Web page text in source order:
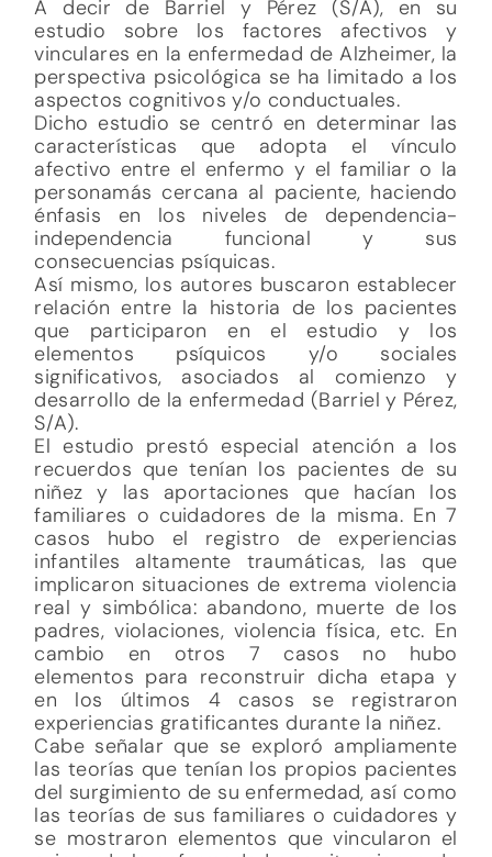
A decir de Barriel y Pérez (S/A), en su
estudio sobre los factores afectivos y
vinculares en la enfermedad de Alzheimer, la
perspectiva psicológica se ha limitado a los
aspectos cognitivos y/o conductuales.
Dicho estudio se centró en determinar las
características que adopta el vínculo
afectivo entre el enfermo y el familiar o la
personamás cercana al paciente, haciendo
énfasis en los niveles de dependencia-
independencia funcional y sus
consecuencias psíquicas.
Así mismo, los autores buscaron establecer
relación entre la historia de los pacientes
que participaron en el estudio y los
elementos psíquicos y/o sociales
significativos, asociados al comienzo y
desarrollo de la enfermedad (Barriel y Pérez,
S/A).
El estudio prestó especial atención a los
recuerdos que tenían los pacientes de su
niñez y las aportaciones que hacían los
familiares o cuidadores de la misma. En 7
casos hubo el registro de experiencias
infantiles altamente traumáticas, las que
implicaron situaciones de extrema violencia
real y simbólica: abandono, muerte de los
padres, violaciones, violencia física, etc. En
cambio en otros 7 casos no hubo
elementos para reconstruir dicha etapa y
en los últimos 4 casos se registraron
experiencias gratificantes durante la niñez.
Cabe señalar que se exploró ampliamente
las teorías que tenían los propios pacientes
del surgimiento de su enfermedad, así como
las teorías de sus familiares o cuidadores y
se mostraron elementos que vincularon el